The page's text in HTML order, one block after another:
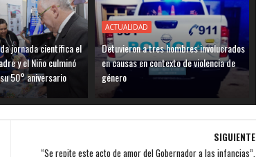
jornada científica el
y el Niño culminó
50° aniversario
ACTUALIDAD
Detuvieron a tres hombres involucrados
en causas en contexto de violencia de
género
SIGUIENTE
“Se repite este acto de amor del Gobernador a las infancias”,